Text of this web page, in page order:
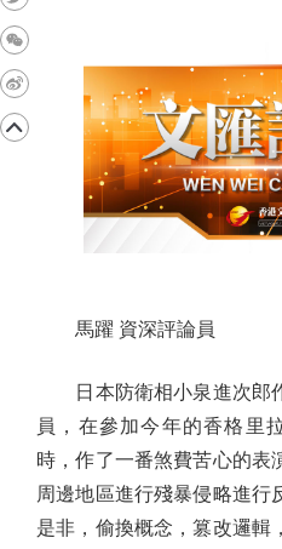
馬躍 資深評論員
日本防衛相小泉進次郎
員，在參加今年的香格里
時，作了一番煞費苦心的表
周邊地區進行殘暴侵略進行
是非，偷換概念，篡改邏輯